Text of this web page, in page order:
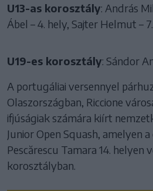
U13-as korosztály: András
Ábel – 4. hely, Sajter Helmut –
U19-es korosztály: Sándor
A portugáliai versennyel
Olaszországban, Riccione
ifjúságiak számára kiírt
Junior Open Squash, amelyen
Pescărescu Tamara 14. helyen
korosztályban.